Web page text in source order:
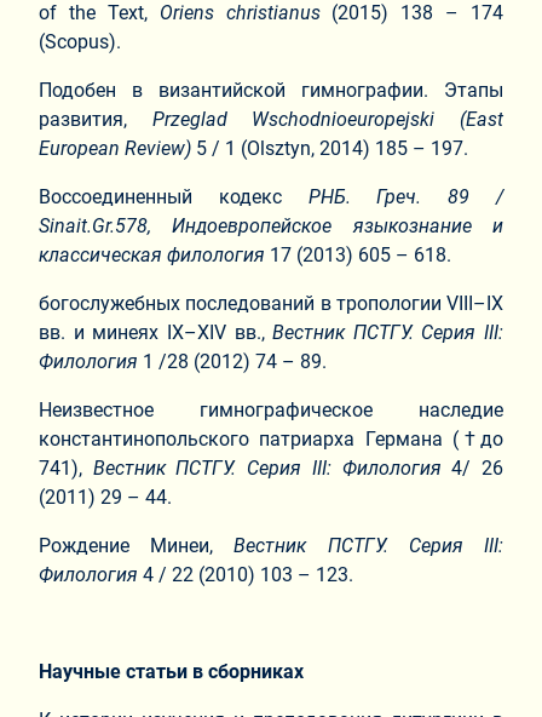
of the Text, Oriens christianus (2015) 138 – 174
(Scopus).
Подобен в византийской гимнографии. Этапы
развития, Przeglad Wschodnioeuropejski (East
European Review) 5 / 1 (Olsztyn, 2014) 185 – 197.
Воссоединенный кодекс РНБ. Греч. 89 /
Sinait.Gr.578,
Индоевропейское языкознание и
классическая филология 17 (2013) 605 – 618.
богослужебных последований в тропологии VIII–IX
вв. и минеях IX–XIV вв.,Вестник ПСТГУ. Серия III:
Филология 1 /28 (2012) 74 – 89.
Неизвестное гимнографическое наследие
константинопольского патриарха Германа (†до
741), Вестник ПСТГУ. Серия III: Филология 4/ 26
(2011) 29 – 44.
Рождение Минеи,Вестник ПСТГУ. Серия III:
Филология 4 / 22 (2010) 103 – 123.
Научные статьи в сборниках